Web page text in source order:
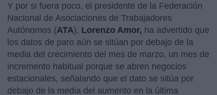
Y por si fuera poco, el presidente de la Federación
Nacional de Asociaciones de Trabajadores
Autónomos (ATA), Lorenzo Amor, ha advertido que
los datos de paro aún se sitúan por debajo de la
media del crecimiento del mes de marzo, un mes de
incremento habitual porque se abren negocios
estacionales, señalando que el dato se sitúa por
debajo de la media del aumento en la última